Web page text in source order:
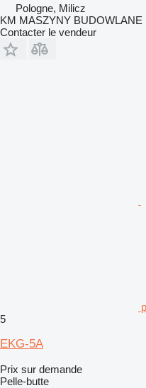
Pologne, Milicz
KM MASZYNY BUDOWLANE
Contacter le vendeur
5
EKG-5A
Prix sur demande
Pelle-butte